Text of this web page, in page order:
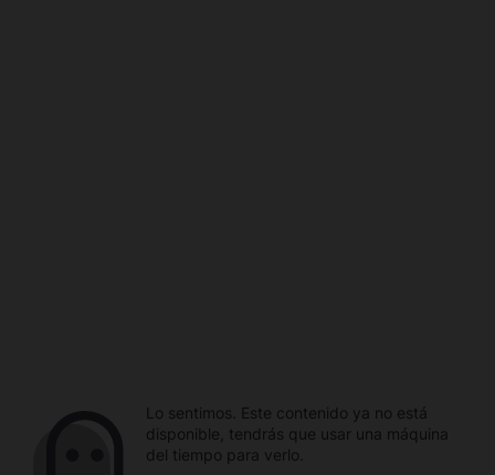
Lo sentimos. Este contenido ya no está
disponible, tendrás que usar una máquina
del tiempo para verlo.